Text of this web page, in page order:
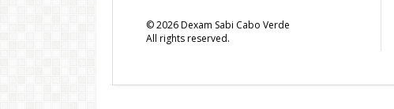
©2026Dexam Sabi Cabo Verde
All rights reserved.